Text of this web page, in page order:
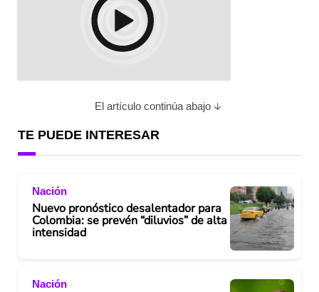
El artículo continúa abajo
TE PUEDE INTERESAR
Nación
Nuevo pronóstico desalentador para
Colombia: se prevén “diluvios” de alta
intensidad
Nación